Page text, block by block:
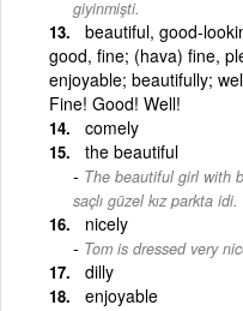
giyinmişti.
beautiful, good-
good, fine; (hava) fine,
enjoyable; beautifully;
Fine! Good! Well!
comely
the beautiful
The beautiful girl with
saçlı güzel kız parkta idi.
nicely
Tom is dressed very
dilly
enjoyable